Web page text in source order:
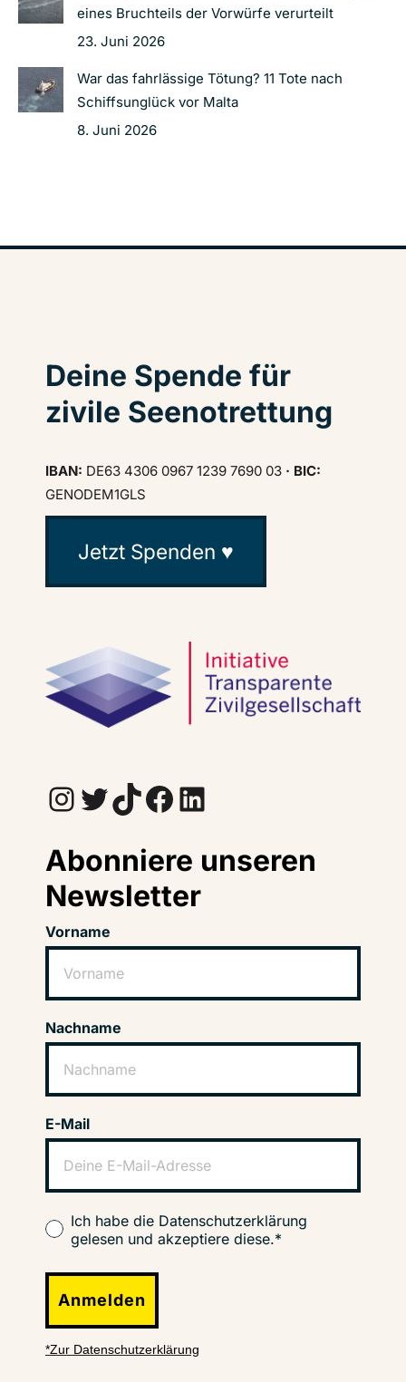
eines Bruchteils der Vorwürfe verurteilt
23. Juni 2026
War das fahrlässige Tötung? 11 Tote nach
Schiffsunglück vor Malta
8. Juni 2026
Deine Spende für
zivile Seenotrettung
IBAN: DE63 4306 0967 1239 7690 03 · BIC:
GENODEM1GLS
Jetzt Spenden ♥
InstagramTwitter TikTok Facebook LinkedIn
Abonniere unseren
Newsletter
Vorname
Nachname
E-Mail
Ich habe die Datenschutzerklärung
gelesen und akzeptiere diese.*
Anmelden
*Zur Datenschutzerklärung